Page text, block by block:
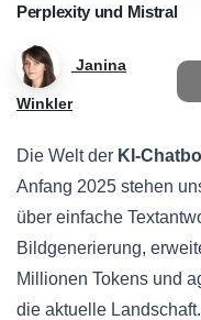
Perplexity und Mistral
Janina
Winkler
Die Welt der KI-
Anfang 2025 stehen
über einfache
Bildgenerierung,
Millionen Tokens und
die aktuelle Landschaft.